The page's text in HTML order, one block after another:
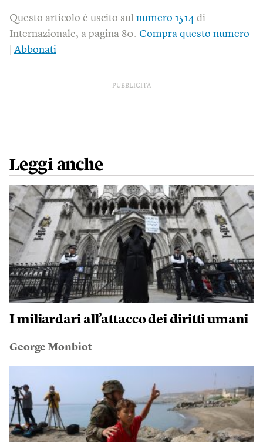
Questo articolo è uscito sul numero 1514 di
Internazionale, a pagina 80. Compra questo numero
Abbonati
PUBBLICITÀ
Leggi anche
I miliardari all’attacco dei diritti umani
George Monbiot